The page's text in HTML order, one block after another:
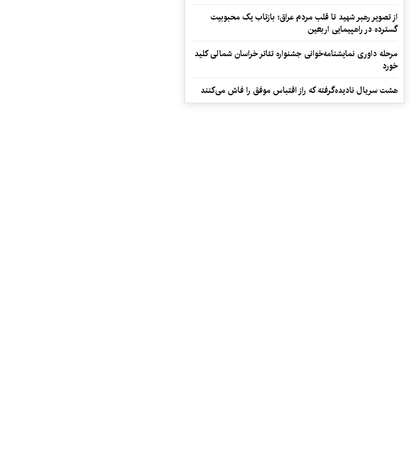
از تصویر رهبر شهید تا قلب مردم عراق؛ بازتاب یک محبوبیت
گسترده در راهپیمایی اربعین
مرحله داوری نمایشنامه‌خوانی جشنواره تئاتر خراسان شمالی کلید
خورد
هشت سریال نادیده‌گرفته که راز اقتباس موفق را فاش می‌کنند